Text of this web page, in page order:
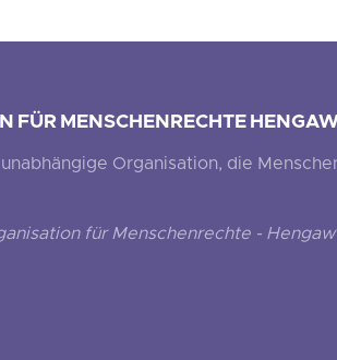
FÜR MENSCHENRECHTE
Organisation, die
für Menschenrechte -